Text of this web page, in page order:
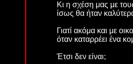
Κι η σχέση μας με
ίσως θα ήταν
Γιατί ακόμα και με
όταν καταρρέει ένα
Έτσι δεν είναι;